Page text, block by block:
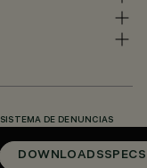
DOWNLOADSSPECS
SISTEMA DE DENUNCIAS